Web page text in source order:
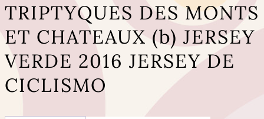
TRIPTYQUES DES MONTS
ET CHATEAUX (b) JERSEY
VERDE 2016 JERSEY DE
CICLISMO